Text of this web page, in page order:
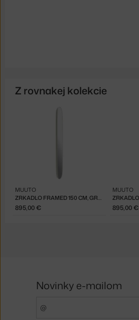
Z rovnakej kolekcie
ZRKADLO FRAMED 150 CM, GREY/CLEAR
MUUTO
895,00 €
MUUTO
895,00 €
Novinky e-mailom